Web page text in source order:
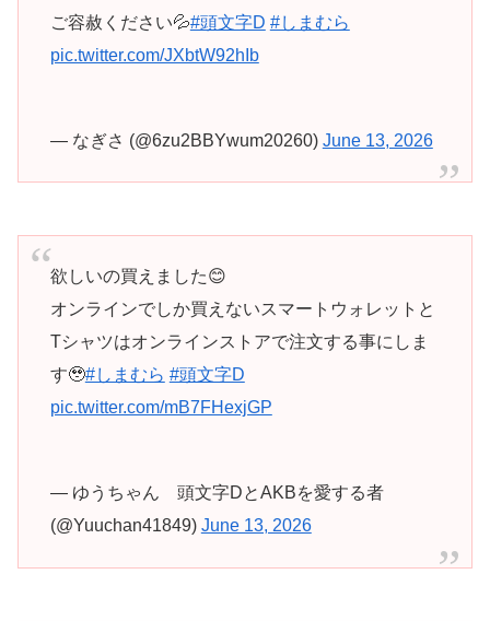
ご容赦ください💦#頭文字D #しまむら
pic.twitter.com/JXbtW92hIb
— なぎさ (@6zu2BBYwum20260) June 13, 2026
欲しいの買えました😊
オンラインでしか買えないスマートウォレットと
Tシャツはオンラインストアで注文する事にしま
す🥹#しまむら #頭文字D
pic.twitter.com/mB7FHexjGP
— ゆうちゃん 頭文字DとAKBを愛する者
(@Yuuchan41849) June 13, 2026